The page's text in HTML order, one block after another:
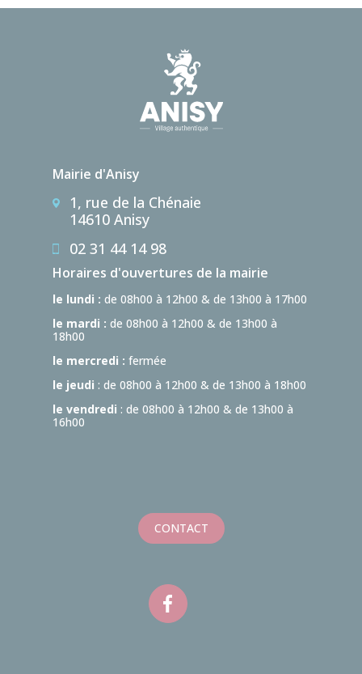
Mairie d'Anisy
1, rue de la Chénaie
14610 Anisy
02 31 44 14 98
Horaires d'ouvertures de la mairie
le lundi : de 08h00 à 12h00 & de 13h00 à 17h00
le mardi : de 08h00 à 12h00 & de 13h00 à
18h00
le mercredi : fermée
le jeudi : de 08h00 à 12h00 & de 13h00 à 18h00
le vendredi : de 08h00 à 12h00 & de 13h00 à
16h00
CONTACT